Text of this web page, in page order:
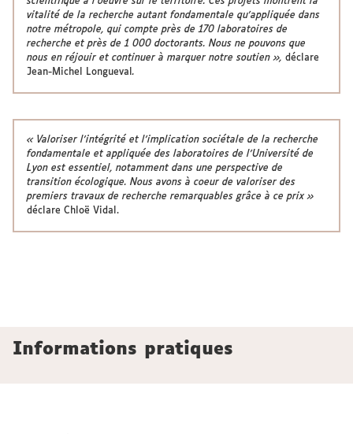
vitalité de la recherche autant fondamentale qu’appliquée dans
notre métropole, qui compte près de 170 laboratoires de
recherche et près de 1 000 doctorants. Nous ne pouvons que
nous en réjouir et continuer à marquer notre soutien », déclare
Jean-Michel Longueval.
« Valoriser l’intégrité et l’implication sociétale de la recherche
fondamentale et appliquée des laboratoires de l’Université de
Lyon est essentiel, notamment dans une perspective de
transition écologique. Nous avons à coeur de valoriser des
premiers travaux de recherche remarquables grâce à ce prix »
déclare Chloë Vidal.
Informations pratiques